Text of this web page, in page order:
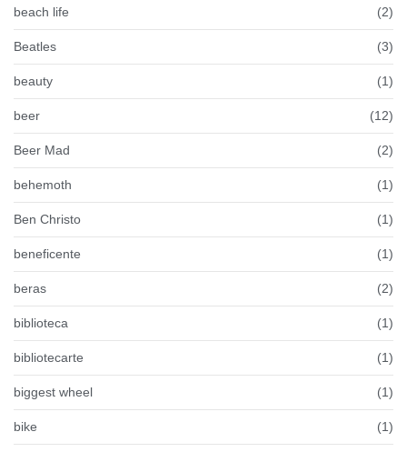
beach life (2)
Beatles (3)
beauty (1)
beer (12)
Beer Mad (2)
behemoth (1)
Ben Christo (1)
beneficente (1)
beras (2)
biblioteca (1)
bibliotecarte (1)
biggest wheel (1)
bike (1)